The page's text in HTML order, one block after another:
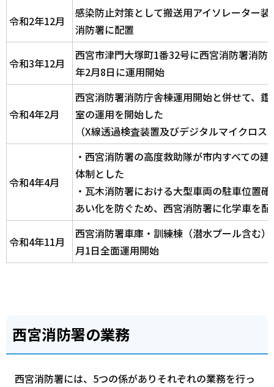
令和2年12月
感染防止対策として搬送用アイソレーター
消防署に配置
令和3年12月
西宮市津門大塚町1番32号に西宮消防署消防
年2月8日に運用開始
令和4年2月
西宮消防署消防庁舎棟運用開始と併せて、
室の運用を開始した
（X線透過検査装置及びデジタルマイクロス
令和4年4月
・西宮消防署の高度救助隊が市内すべての
体制とした
・瓦木消防署における大型車両の駐車位置
あい化を防ぐため、西宮消防署に化学車を
令和4年11月
西宮消防署車庫・訓練棟（潜水プール含む
月1日全面運用開始
西宮消防署の業務
西宮消防署には、5つの係がありそれぞれの業務を行っ